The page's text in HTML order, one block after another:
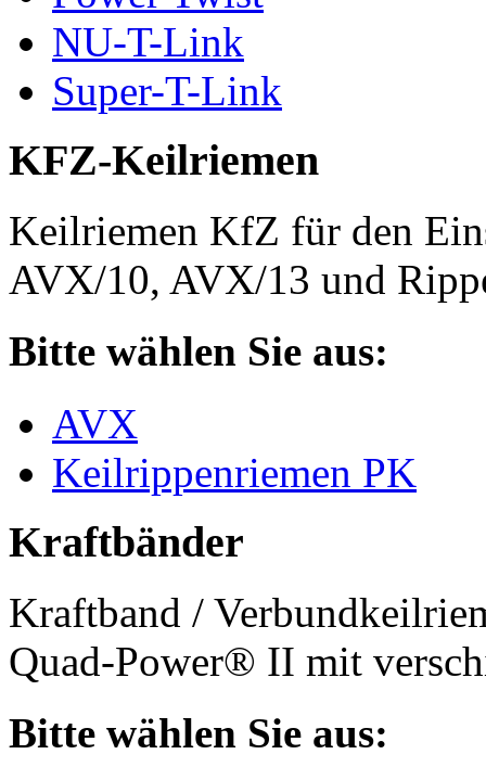
NU-T-Link
Super-T-Link
KFZ-Keilriemen
Keilriemen KfZ für den
AVX/10, AVX/13 und
Bitte wählen Sie aus:
AVX
Keilrippenriemen PK
Kraftbänder
Kraftband /
Quad-Power® II mit
Bitte wählen Sie aus: